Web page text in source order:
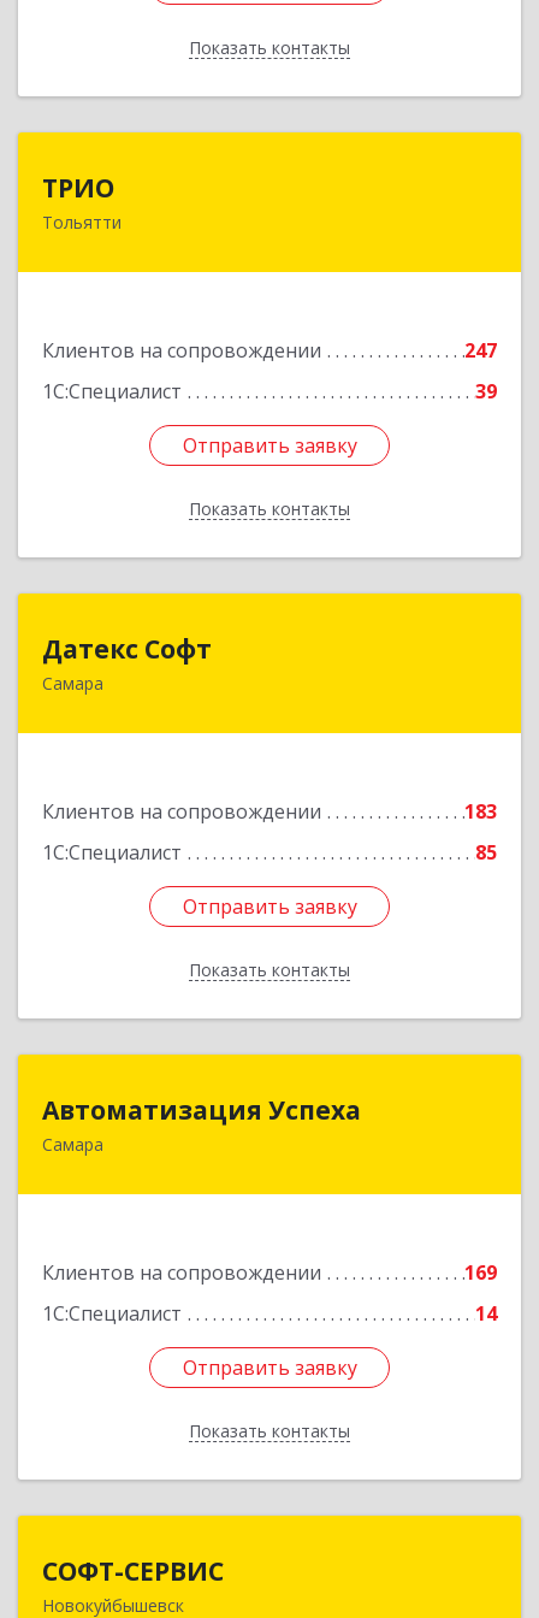
Показать контакты
Назад
ТРИО
Тольятти
Клиентов на сопровождении
247
1С:Специалист
39
Отправить заявку
Показать контакты
Отправить заявку
Назад
Датекс Софт
Самара
Клиентов на сопровождении
183
1С:Специалист
85
Отправить заявку
Показать контакты
443070, Самарская обл, Самара г, Партизанская
Отправить заявку
Назад
Автоматизация Успеха
Самара
Клиентов на сопровождении
169
1С:Специалист
14
Отправить заявку
Показать контакты
Отправить заявку
Назад
СОФТ-СЕРВИС
Новокуйбышевск
446206, Самарская обл, Новокуйбышевск г,